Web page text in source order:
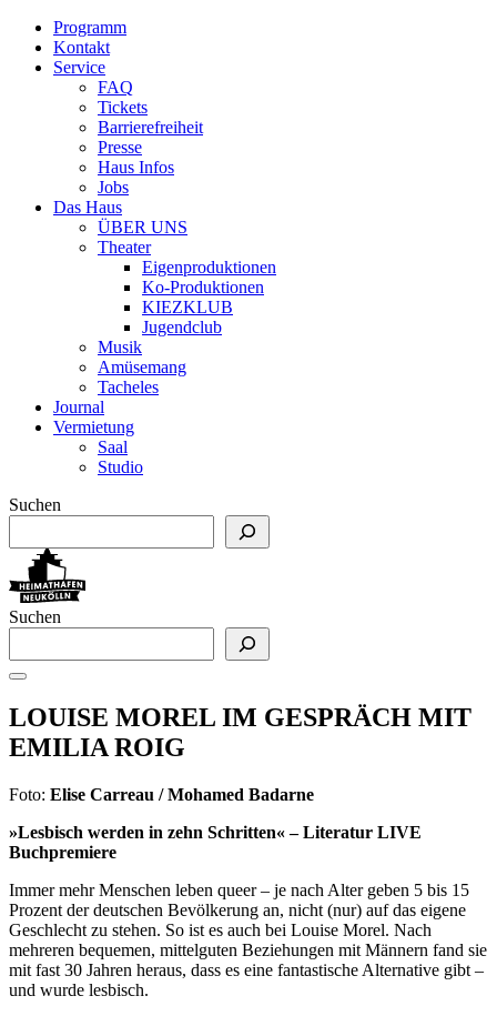
Programm
Kontakt
Service
FAQ
Tickets
Barrierefreiheit
Presse
Haus Infos
Jobs
Das Haus
ÜBER UNS
Theater
Eigenproduktionen
Ko-Produktionen
KIEZKLUB
Jugendclub
Musik
Amüsemang
Tacheles
Journal
Vermietung
Saal
Studio
Suchen
Suchen
LOUISE MOREL IM GESPRÄCH MIT
EMILIA ROIG
Foto: Elise Carreau / Mohamed Badarne
»Lesbisch werden in zehn Schritten« – Literatur LIVE
Buchpremiere
Immer mehr Menschen leben queer – je nach Alter geben 5 bis 15
Prozent der deutschen Bevölkerung an, nicht (nur) auf das eigene
Geschlecht zu stehen. So ist es auch bei Louise Morel. Nach
mehreren bequemen, mittelguten Beziehungen mit Männern fand sie
mit fast 30 Jahren heraus, dass es eine fantastische Alternative gibt –
und wurde lesbisch.